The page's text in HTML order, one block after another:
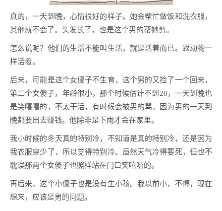
真的，一天到晚，心情很好的样子。她会帮忙做饭和洗衣服，
其他就不会了。头发长了，也是这个男的帮她剪。
怎么说呢？他们的生活不能叫生活，就是活着而已。跟动物一
样活着。
后来，可能是这个女傻子不生育，这个男的又捡了一个回来，
第二个女傻子，年龄很小，那个时候估计不到20，一天到晚也
是笑嘻嘻的，不太干活，有时候会被男的骂，因为男的一天到
晚都要出去赚钱。他除非是下雨才会在家里。
我小时候的冬天真的特别冷，不知道是真的特别冷，还是因为
我衣服穿少了，所以觉得特别冷。虽然天气冷得要死，但也不
耽误那两个女傻子也照样站在门口笑嘻嘻的。
再后来，这个小傻子也是没有生小孩。我以前小，不懂，现在
想来，应该是男的问题。